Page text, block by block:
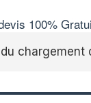
100%
chargement